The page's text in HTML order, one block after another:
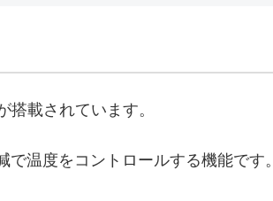
載されています。
温度をコントロールする機能です。